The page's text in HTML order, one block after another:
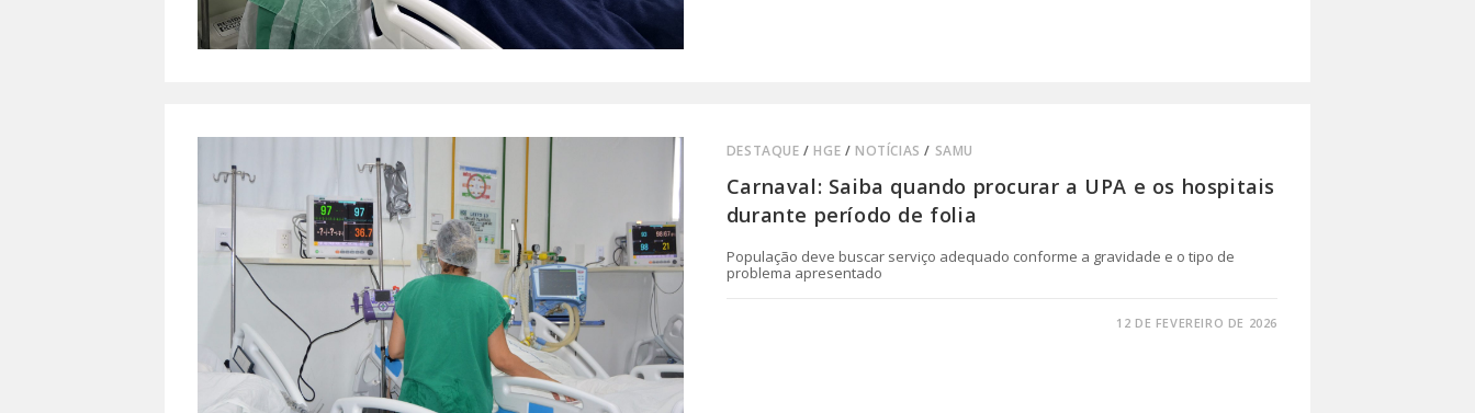
DESTAQUE /HGE /NOTÍCIAS / SAMU
Carnaval: Saiba quando procurar a UPA e os hospitais
durante período de folia
População deve buscar serviço adequado conforme a gravidade e o tipo de
problema apresentado
12 DE FEVEREIRO DE 2026